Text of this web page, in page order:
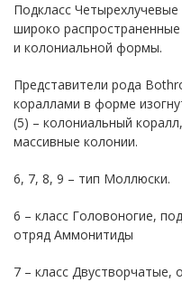
Подкласс
широко
и колониальной формы.
Представители рода
кораллами в форме
(5) – колониальный
массивные колонии.
6, 7, 8, 9 – тип Моллюски.
6 – класс Головоногие,
отряд Аммонитиды
7 – класс Двустворчатые,